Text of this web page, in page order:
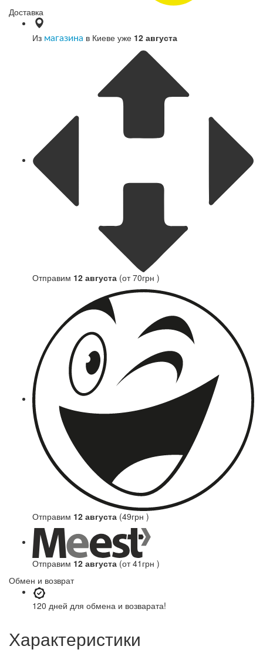
Доставка
Из магазина в Киеве уже 12 августа
Отправим 12 августа (от 70грн )
Отправим 12 августа (49грн )
Отправим 12 августа (от 41грн )
Обмен и возврат
120 дней для обмена и возварата!
Характеристики